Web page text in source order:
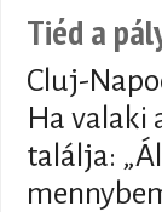
Tiéd a
Cluj-
Ha valaki
találja: